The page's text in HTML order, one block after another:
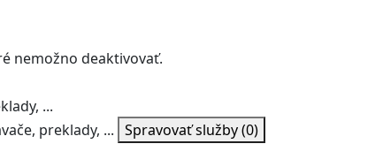
nemožno deaktivovať.
...
preklady, ... Spravovať služby(0)